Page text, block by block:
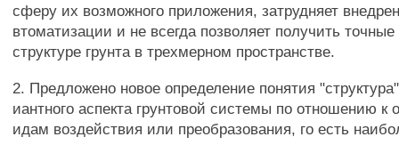
сферу их возможного приложения, затрудняет
втоматизации и не всегда позволяет получить
структуре грунта в трехмерном пространстве.
2. Предложено новое определение понятия
иантного аспекта грунтовой системы по отношению к
идам воздействия или преобразования, го есть